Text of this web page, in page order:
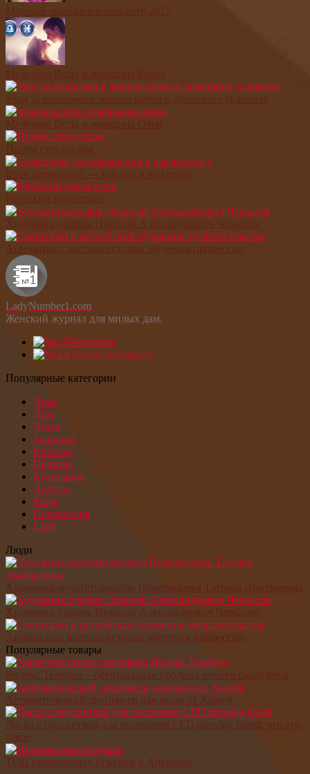
Модный маникюр весна-лето 2017
Мужчина Весы и женщина Рыбы
Уход за волосами в зимнее время в домашних условиях
Мужчина Весы и женщина Овен
Приём стеклотары
Врач дерматолог — кто это и что лечит
Рдейский монастырь
Художник-график Николай Александрович Черкасов
Аниматоры: краткая история обучения профессии
LadyNumber1.com
Женский журнал для милых дам.
Популярные категории
Дети
Дом
Люди
Здоровье
Красота
Церковь
Кулинария
Любовь
Мода
Психология
Lady
Люди
Художник-мультипликатор Померанцева Татьяна Дмитриевна
Художник-график Николай Александрович Черкасов
Аниматоры: краткая история обучения профессии
Популярные товары
Яндекс.Телефон – официальная продажа нового смартфона
Автоматический диспенсер для мыла от Xiaomi
Доска с подсветкой для рисования LED drawing board: что это
такое
ТОП инженерных игрушек с Aliexpress